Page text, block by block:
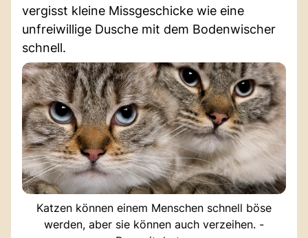
vergisst kleine Missgeschicke wie eine
unfreiwillige Dusche mit dem Bodenwischer
schnell.
Katzen können einem Menschen schnell böse
werden, aber sie können auch verzeihen. -